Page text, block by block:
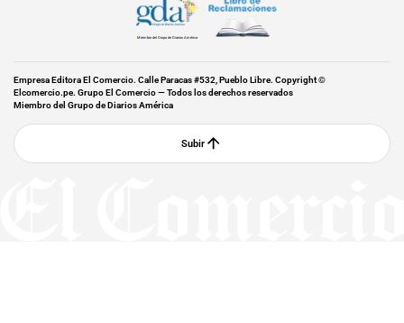
Miembro del Grupo de Diarios América
Empresa Editora El Comercio. Calle Paracas #532, Pueblo Libre. Copyright ©
Elcomercio.pe. Grupo El Comercio — Todos los derechos reservados
Miembro del Grupo de Diarios América
Subir